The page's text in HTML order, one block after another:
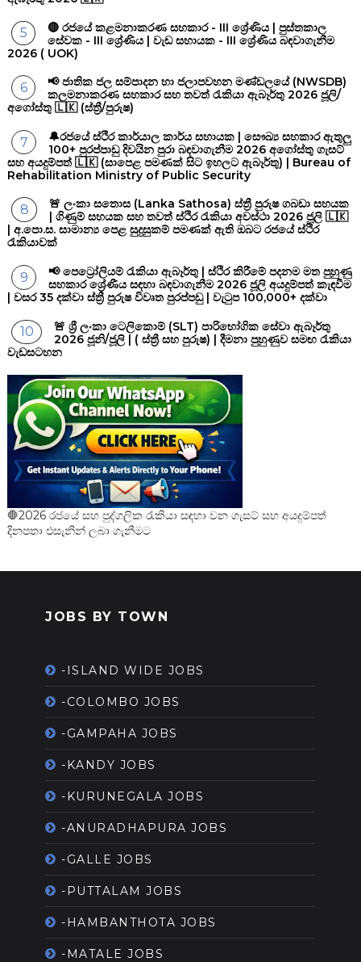
🔴 රජයේ කළමනාකරණ සහකාර - III ශ්‍රේණිය | පුස්තකාල
සේවක - III ශ්‍රේණිය | වැඩ සහායක - III ශ්‍රේණිය බඳවාගැනීම
2026 ( UOK)
📢 ජාතික ජල සම්පාදන හා ජලාපවහන මණ්ඩලයේ (NWSDB)
කලමනාකරණ සහකාර සහ තවත් රැකියා ඇබෑර්තු 2026 ජූලි/
අගෝස්තු 🇱🇰 (ස්ත්‍රී/පුරුෂ)
🔔රජයේ ස්ථිර කාර්යාල කාර්ය සහායක | සෞඛ්‍ය සහකාර ඇතුලු
100+ පුරප්පාඩු දිවයින පුරා බඳවාගැනීම 2026 අගෝස්තු ගැසට්
සහ අයදුම්පත් 🇱🇰 (සාපෙළ පමණක් සිට ඉහලට ඇබෑර්තු) | Bureau of
Rehabilitation Ministry of Public Security
🚨 ලංකා සතොස (Lanka Sathosa) ස්ත්‍රී පුරුෂ ගබඩා සහයක
| ගිණුම් සහයක සහ තවත් ස්ථිර රැකියා අවස්ථා 2026 ජූලි 🇱🇰
| අ.පො.ස. සාමාන්‍ය පෙළ සුදුසුකම් පමණක් ඇති ඔබට රජයේ ස්ථිර
රැකියාවක්
📢 පෙට්‍රෝලියම් රැකියා ඇබෑර්තු | ස්ථිර කිරීමේ පදනම මත පුහුණු
සහකාර ශ්‍රේණීය සඳහා බඳවාගැනීම 2026 ජූලි අයදුම්පත් කැඳවීම
| වසර 35 දක්වා ස්ත්‍රී පුරුෂ විවෘත පුරප්පඩු | වැටුප 100,000+ දක්වා
🚨 ශ්‍රී ලංකා ටෙලිකොම් (SLT) පාරිභෝගික සේවා ඇබෑර්තු
2026 ජූනි/ජූලි | ( ස්ත්‍රී සහ පුරුෂ) | දීමනා පුහුණුව සමඟ රැකියා
වැඩසටහන
🛑2026 රජයේ සහ පුද්ගලික රැකියා සඳහා වන ගැසට් සහ අයදුම්පත්
දිනපතා එසැනින් ලබා ගැනීමට
JOBS BY TOWN
-ISLAND WIDE JOBS
-COLOMBO JOBS
-GAMPAHA JOBS
-KANDY JOBS
-KURUNEGALA JOBS
-ANURADHAPURA JOBS
-GALLE JOBS
-PUTTALAM JOBS
-HAMBANTHOTA JOBS
-MATALE JOBS